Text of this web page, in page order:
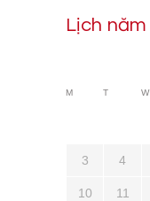
Lịch năm
M T W
3 4
10 11